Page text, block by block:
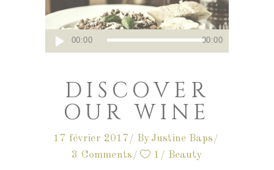
Lecteur
audio
00:00 00:00
DISCOVER
OUR WINE
17 février 2017 By Justine Baps
3 Comments
1 Beauty